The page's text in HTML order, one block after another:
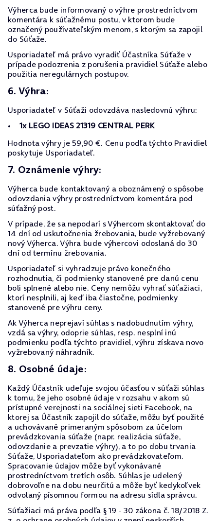
Výherca bude informovaný o výhre prostredníctvom
komentára k súťažnému postu, v ktorom bude
označený používateľským menom, s ktorým sa zapojil
do Súťaže.
Usporiadateľ má právo vyradiť Účastníka Súťaže v
prípade podozrenia z porušenia pravidiel Súťaže alebo
použitia neregulárnych postupov.
6. Výhra:
Usporiadateľ v Súťaži odovzdáva nasledovnú výhru:
1x LEGO IDEAS 21319 CENTRAL PERK
Hodnota výhry je 59,90 €. Cenu podľa týchto Pravidiel
poskytuje Usporiadateľ.
7. Oznámenie výhry:
Výherca bude kontaktovaný a oboznámený o spôsobe
odovzdania výhry prostredníctvom komentára pod
súťažný post.
V prípade, že sa nepodarí s Výhercom skontaktovať do
14 dní od uskutočnenia žrebovania, bude vyžrebovaný
nový Výherca. Výhra bude výhercovi odoslaná do 30
dní od termínu žrebovania.
Usporiadateľ si vyhradzuje právo konečného
rozhodnutia, či podmienky stanovené pre danú cenu
boli splnené alebo nie. Ceny nemôžu vyhrať súťažiaci,
ktorí nesplnili, aj keď iba čiastočne, podmienky
stanovené pre výhru ceny.
Ak Výherca neprejaví súhlas s nadobudnutím výhry,
vzdá sa výhry, odoprie súhlas, resp. nesplní inú
podmienku podľa týchto pravidiel, výhru získava novo
vyžrebovaný náhradník.
8. Osobné údaje:
Každý Účastník udeľuje svojou účasťou v súťaži súhlas
k tomu, že jeho osobné údaje v rozsahu v akom sú
prístupné verejnosti na sociálnej sieti Facebook, na
ktorej sa Účastník zapojil do súťaže, môžu byť použité
a uchovávané primeraným spôsobom za účelom
prevádzkovania súťaže (napr. realizácia súťaže,
odovzdanie a prevzatie výhry), a to po dobu trvania
Súťaže, Usporiadateľom ako prevádzkovateľom.
Spracovanie údajov môže byť vykonávané
prostredníctvom tretích osôb. Súhlas je udelený
dobrovoľne na dobu neurčitú a môže byť kedykoľvek
odvolaný písomnou formou na adresu sídla správcu.
Súťažiaci má práva podľa § 19 - 30 zákona č. 18/2018 Z.